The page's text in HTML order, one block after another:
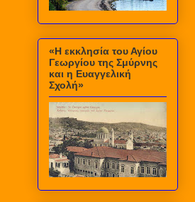
«Η εκκλησία του Αγίου
Γεωργίου της Σμύρνης
και η Ευαγγελική
Σχολή»